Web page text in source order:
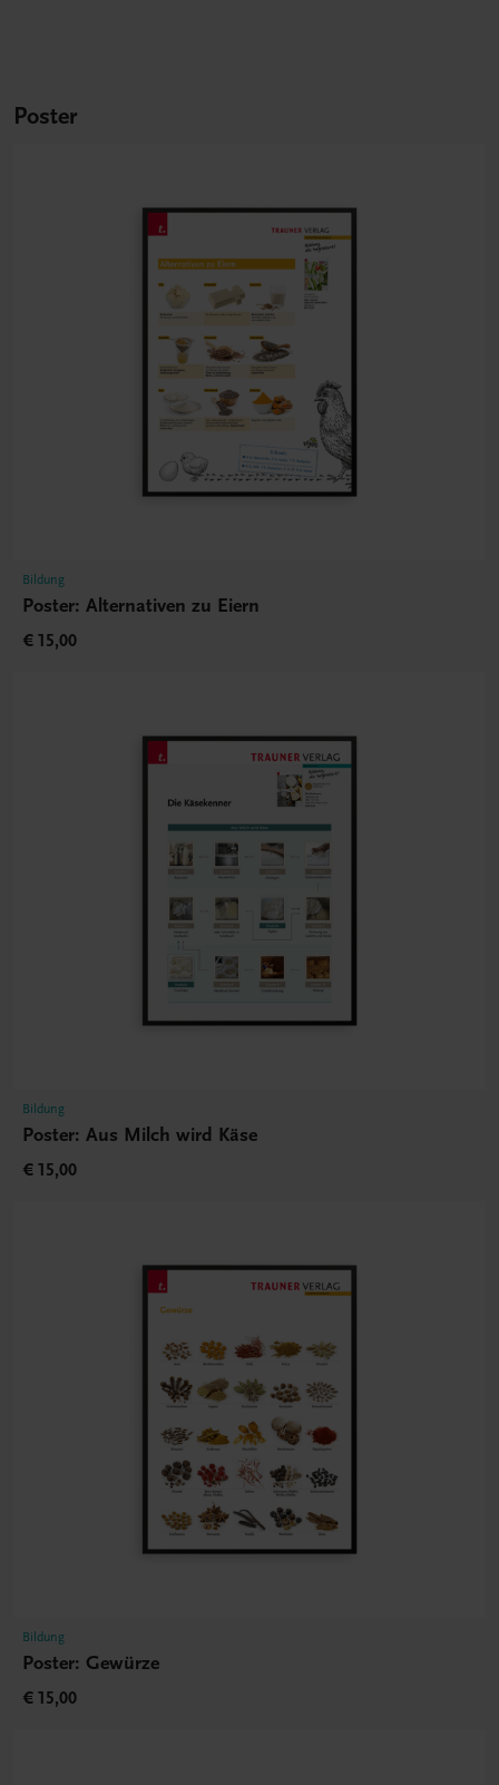
Poster
Bildung
Poster: Alternativen zu Eiern
€ 15,00
Bildung
Poster: Aus Milch wird Käse
€ 15,00
Bildung
Poster: Gewürze
€ 15,00